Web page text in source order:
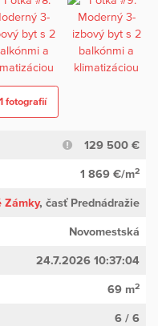
fotografií
129 500 €
1 869 €/m2
Zámky, časť Prednádražie
Novomestská
24.7.2026 10:37:04
69 m2
6 / 6